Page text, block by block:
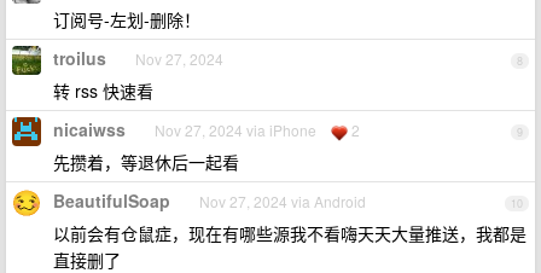
订阅号-左划-删除！
8
troilus Nov 27, 2024
转 rss 快速看
9
nicaiwss Nov 27, 2024 via iPhone 2
先攒着，等退休后一起看
10
BeautifulSoap Nov 27, 2024 via Android
以前会有仓鼠症，现在有哪些源我不看嗨天天大量推送，我都是
直接删了